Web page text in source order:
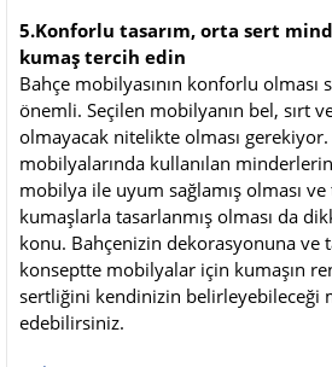
5.Konforlu tasarım, orta sert
kumaş tercih edin
Bahçe mobilyasının konforlu olması
önemli. Seçilen mobilyanın bel, sırt
olmayacak nitelikte olması gerekiyor.
mobilyalarında kullanılan
mobilya ile uyum sağlamış olması
kumaşlarla tasarlanmış olması da
konu. Bahçenizin dekorasyonuna ve
konseptte mobilyalar için kumaşın
sertliğini kendinizin belirleyebileceği
edebilirsiniz.